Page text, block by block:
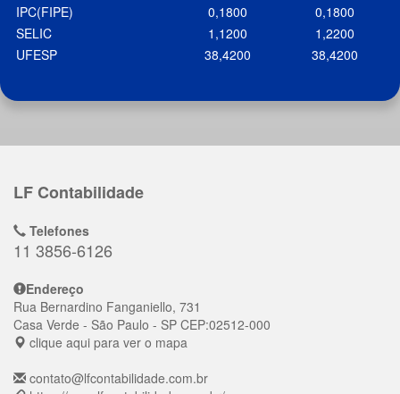
IPC(FIPE)
0,1800
0,1800
SELIC
1,1200
1,2200
UFESP
38,4200 38,4200
LF Contabilidade
Telefones
11 3856-6126
Endereço
Rua Bernardino Fanganiello, 731
Casa Verde - São Paulo - SP CEP:02512-000
clique aqui para ver o mapa
contato@lfcontabilidade.com.br